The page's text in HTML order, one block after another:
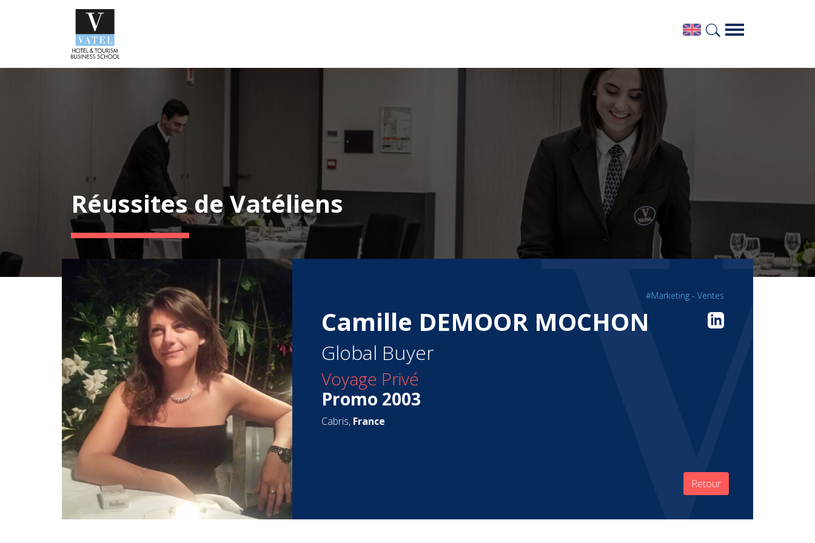
Réussites de Vatéliens
#Marketing - Ventes
Camille DEMOOR MOCHON
Global Buyer
Voyage Privé
Promo 2003
Cabris, France
Retour